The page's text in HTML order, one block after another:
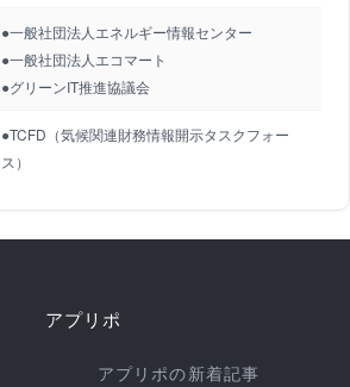
●一般社団法人エネルギー情報センター
●一般社団法人エコマート
●グリーンIT推進協議会
●TCFD（気候関連財務情報開示タスクフォー
ス）
アプリポ
アプリポの新着記事